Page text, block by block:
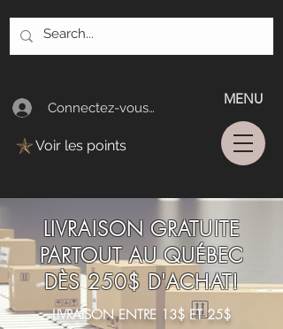
Connectez-vous/Log In
MENU
Voir les points
LIVRAISON GRATUITE
PARTOUT AU QUÉBEC
DÈS 250$ D'ACHAT!
LIVRAISON ENTRE 13$ ET 25$